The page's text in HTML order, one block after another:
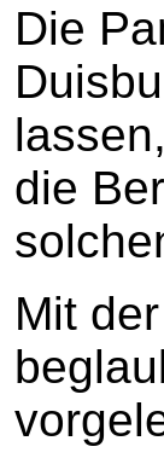
Die
die
Mit